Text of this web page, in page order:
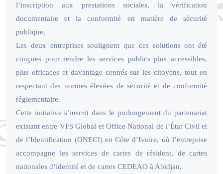
l’inscription aux prestations sociales, la vérification
documentaire et la conformité en matière de sécurité
publique.
Les deux entreprises soulignent que ces solutions ont été
conçues pour rendre les services publics plus accessibles,
plus efficaces et davantage centrés sur les citoyens, tout en
respectant des normes élevées de sécurité et de conformité
réglementaire.
Cette initiative s’inscrit dans le prolongement du partenariat
existant entre VFS Global et Office National de l’État Civil et
de l’Identification (ONECI) en Côte d’Ivoire, où l’entreprise
accompagne les services de cartes de résident, de cartes
nationales d’identité et de cartes CEDEAO à Abidjan.